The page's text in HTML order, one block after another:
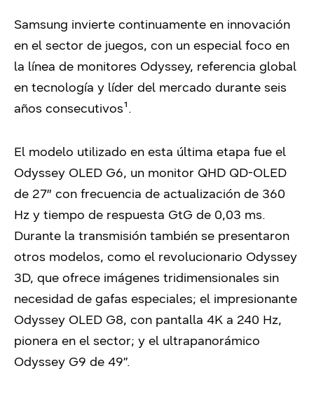
Samsung invierte continuamente en innovación
en el sector de juegos, con un especial foco en
la línea de monitores Odyssey, referencia global
en tecnología y líder del mercado durante seis
años consecutivos¹.
El modelo utilizado en esta última etapa fue el
Odyssey OLED G6, un monitor QHD QD-OLED
de 27″ con frecuencia de actualización de 360
Hz y tiempo de respuesta GtG de 0,03 ms.
Durante la transmisión también se presentaron
otros modelos, como el revolucionario Odyssey
3D, que ofrece imágenes tridimensionales sin
necesidad de gafas especiales; el impresionante
Odyssey OLED G8, con pantalla 4K a 240 Hz,
pionera en el sector; y el ultrapanorámico
Odyssey G9 de 49’’.